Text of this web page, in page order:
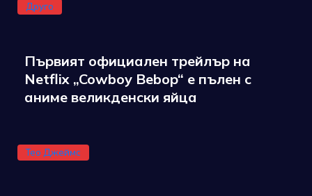
Друго
Първият официален трейлър на
Netflix „Cowboy Bebop“ е пълен с
аниме великденски яйца
Тео Джеймс